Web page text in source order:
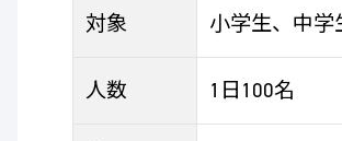
対象 小学生、中学
人数 1日100名